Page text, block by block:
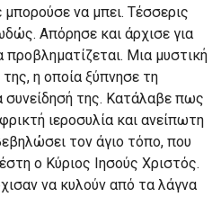
να μπει. Τέσσερις
Απόρησε και άρχισε για
Μια μυστική
η οποία ξύπνησε τη
της. Κατάλαβε πως
ιεροσυλία και ανείπωτη
τον άγιο τόπο, που
ο Κύριος Ιησούς Χριστός.
να κυλούν από τα λάγνα